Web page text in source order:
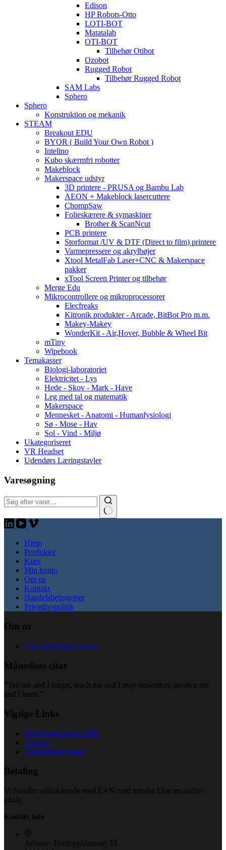
Edison
HP Robots-Otto
LOTI-BOT
Matatalab
OTI-BOT
Tilbehør Otibot
Ozobot
Rugged Robot
Tilbehør Rugged Robot
SAM Labs
Sphero
Sphero
Konstruktion og mekanik
STEAM
Breakout EDU
BYOR ( Build Your Own Robot )
Intelino
Kubo skærmfri robotter
Makeblock
Makerspace udstyr
3D printere - PRUSA og Bambu Lab
AEON + Makeblock lasercuttere
ChompSaw
Folieskærere & symaskiner
Brother & ScanNcut
PCB printere
Storformat /UV & DTF (Direct to film) printere
Varmepressere og akrylbøjer
Xtool MetalFab Laser+CNC & Makerspace
pakker
xTool Screen Printer og tilbehør
Merge Edu
Mikrocontrollere og mikroprocessorer
Elecfreaks
Kitronik produkter - Arcade, BitBot Pro m.m.
Makey-Makey
WonderKit - Air,Hover, Bubble & Wheel Bit
mTiny
Wipebook
Temakasser
Biologi-laboratoriet
Elektricitet - Lys
Hede - Skov - Mark - Have
Leg med tal og matematik
Makerspace
Mennesket - Anatomi - Humanfysiologi
Sø - Mose - Hav
Sol - Vind - Miljø
Ukategoriseret
VR Headset
Udendørs Læringstavler
Varesøgning
Søg:
Hjem
Produkter
Kurv
Min konto
Om os
Kontakt
Handelsbetingelser
Privatlivspolitik
Om os
Om SmartSteps2Learn
Månedens citat
“Tell me and I forget, teach me and I may remember, involve me
and I learn.”
Vigtige Links
Privatlivspolitik/GDPR
Cookies
Handelsbetingelser
Betaling
Vi handler udelukkende med EAN med mindre I har en anden
aftale.
Kontakt Info
Adresse: Pontoppidansvej 33